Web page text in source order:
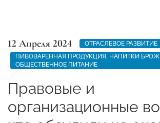
12 Апреля 2024
ОТРАСЛЕВОЕ РАЗВИТИЕ
ПИВОВАРЕННАЯ ПРОДУКЦИЯ, НАПИТКИ
ОБЩЕСТВЕННОЕ ПИТАНИЕ
Правовые и
организационные